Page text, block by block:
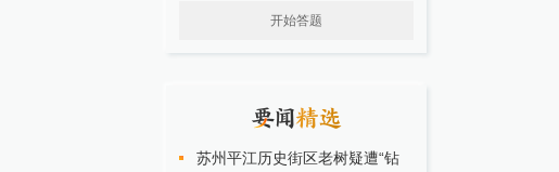
开始答题
苏州平江历史街区老树疑遭“钻